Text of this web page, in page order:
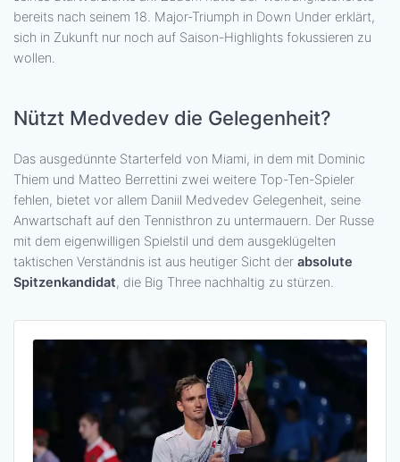
bereits nach seinem 18. Major-Triumph in Down Under erklärt,
sich in Zukunft nur noch auf Saison-Highlights fokussieren zu
wollen.
Nützt Medvedev die Gelegenheit?
Das ausgedünnte Starterfeld von Miami, in dem mit Dominic
Thiem und Matteo Berrettini zwei weitere Top-Ten-Spieler
fehlen, bietet vor allem Daniil Medvedev Gelegenheit, seine
Anwartschaft auf den Tennisthron zu untermauern. Der Russe
mit dem eigenwilligen Spielstil und dem ausgeklügelten
taktischen Verständnis ist aus heutiger Sicht der absolute
Spitzenkandidat, die Big Three nachhaltig zu stürzen.